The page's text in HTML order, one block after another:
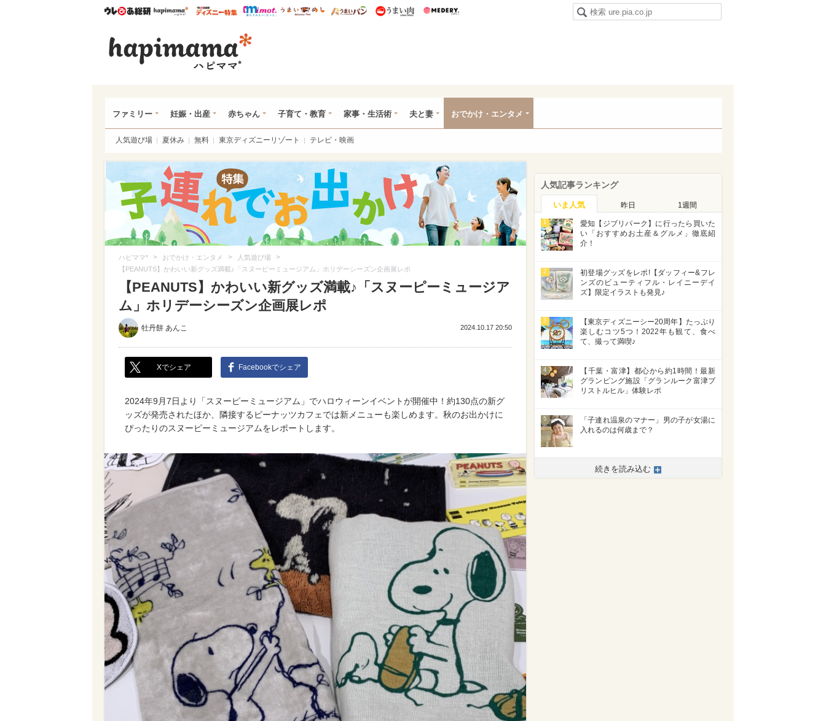
ウレぴあ総研ハピママ* ウレぴあ総研 ディズニー特集
mimot. うまいめし うまいパン うまい肉
ファミリー 妊娠・出産 赤ちゃん 子育て・教育 家事・生活術 夫と妻 おでかけ・エンタメ
人気遊び場 夏休み 無料 東京ディズニーリゾート テレビ・映画
ハピママ* > おでかけ・エンタメ > 人気遊び場 >
【PEANUTS】かわいい新グッズ満載♪「スヌーピーミュージアム」ホリデーシーズン企画展レポ
【PEANUTS】かわいい新グッズ満載♪「スヌーピーミュージア
ム」ホリデーシーズン企画展レポ
牡丹餅 あんこ 2024.10.17 20:50
Xでシェア Facebookでシェア
2024年9月7日より「スヌーピーミュージアム」でハロウィーンイベントが開催中！約130点の新グ
ッズが発売されたほか、隣接するピーナッツカフェでは新メニューも楽しめます。秋のお出かけに
ぴったりのスヌーピーミュージアムをレポートします。
人気記事ランキング
いま人気 昨日 1週間
1
愛知【ジブリパーク】に行ったら買いた
い「おすすめお土産＆グルメ」徹底紹
介！
2
初登場グッズをレポ!【ダッフィー&フレ
ンズのビューティフル・レイニーデイ
ズ】限定イラストも発見♪
3
【東京ディズニーシー20周年】たっぷり
楽しむコツ5つ！2022年も観て、食べ
て、撮って満喫♪
4
【千葉・富津】都心から約1時間！最新
グランピング施設「グランルーク富津ブ
リストルヒル」体験レポ
5
「子連れ温泉のマナー」男の子が女湯に
入れるのは何歳まで？
続きを読み込む